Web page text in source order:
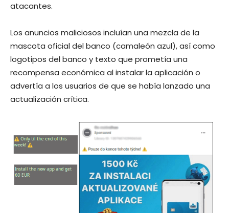
atacantes.
Los anuncios maliciosos incluían una mezcla de la
mascota oficial del banco (camaleón azul), así como
logotipos del banco y texto que prometía una
recompensa económica al instalar la aplicación o
advertía a los usuarios de que se había lanzado una
actualización crítica.